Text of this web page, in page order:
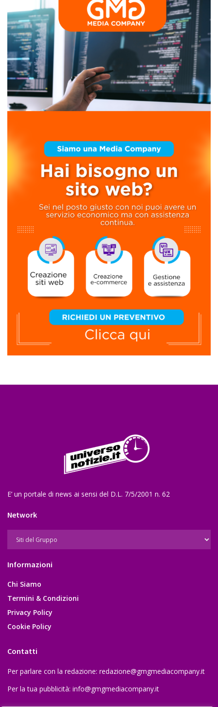
E’ un portale di news ai sensi del D.L. 7/5/2001 n. 62
Network
Informazioni
Chi Siamo
Termini & Condizioni
Privacy Policy
Cookie Policy
Contatti
Per parlare con la redazione: redazione@gmgmediacompany.it
Per la tua pubblicità: info@gmgmediacompany.it